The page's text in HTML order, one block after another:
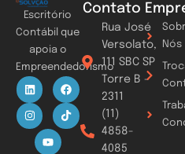
Escritório
Contábil que
apoia o
Empreendedorismo
L
i
n
k
e
d
F
a
c
e
b
I
n
s
t
a
T
i
k
t
o
o
u
b
e
Contato
Rua José
Versolato,
111 SBC SP
Torre B -
2311
(11)
4858-
4085
Nós